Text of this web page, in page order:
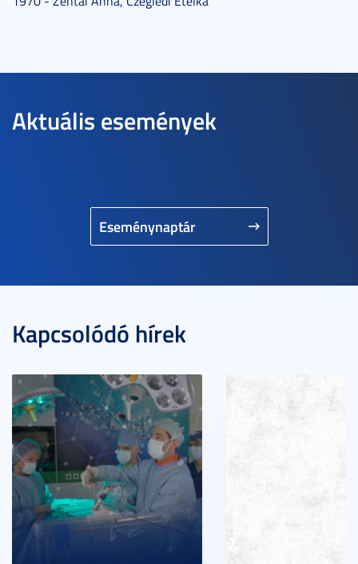
Aktuális események
Eseménynaptár
Kapcsolódó hírek